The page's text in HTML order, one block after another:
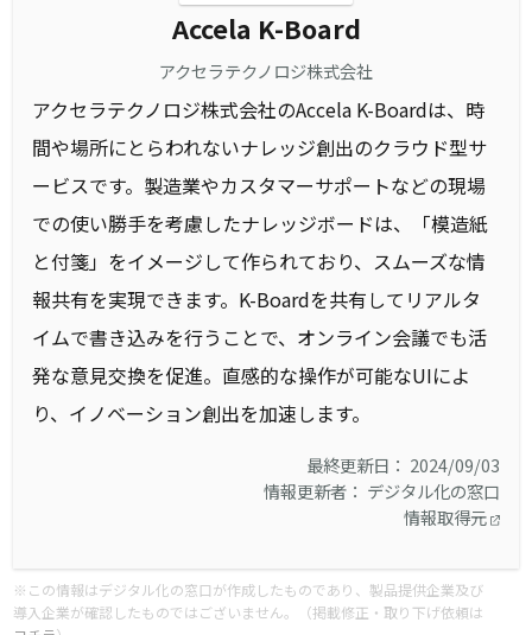
Accela K-Board
アクセラテクノロジ株式会社
アクセラテクノロジ株式会社のAccela K-Boardは、時
間や場所にとらわれないナレッジ創出のクラウド型サ
ービスです。製造業やカスタマーサポートなどの現場
での使い勝手を考慮したナレッジボードは、「模造紙
と付箋」をイメージして作られており、スムーズな情
報共有を実現できます。K-Boardを共有してリアルタ
イムで書き込みを行うことで、オンライン会議でも活
発な意見交換を促進。直感的な操作が可能なUIによ
り、イノベーション創出を加速します。
最終更新日： 2024/09/03
情報更新者： デジタル化の窓口
情報取得元
※この情報はデジタル化の窓口が作成したものであり、製品提供企業及び
導入企業が確認したものではございません。（掲載修正・取り下げ依頼は